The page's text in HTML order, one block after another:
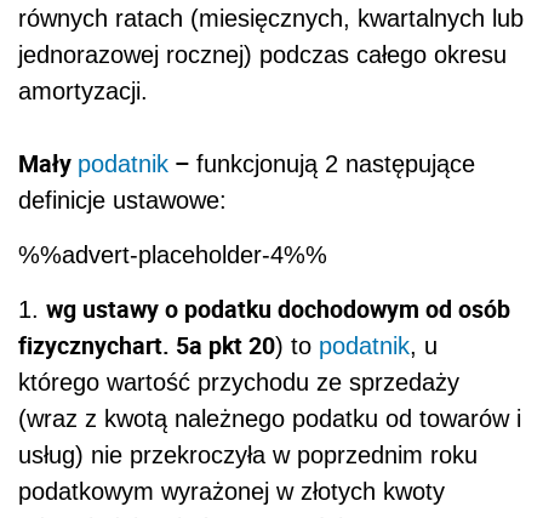
równych ratach (miesięcznych, kwartalnych lub
jednorazowej rocznej) podczas całego okresu
amortyzacji.
Mały podatnik – funkcjonują 2 następujące
definicje ustawowe:
%%advert-placeholder-4%%
1. wg ustawy o podatku dochodowym od osób
fizycznychart. 5a pkt 20) to podatnik, u
którego wartość przychodu ze sprzedaży
(wraz z kwotą należnego podatku od towarów i
usług) nie przekroczyła w poprzednim roku
podatkowym wyrażonej w złotych kwoty